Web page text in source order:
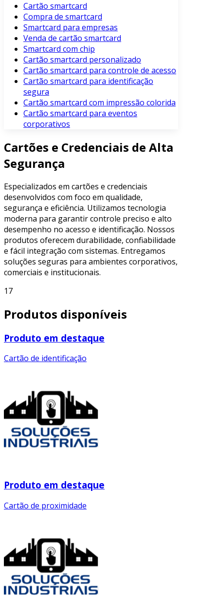
Cartão smartcard
Compra de smartcard
Smartcard para empresas
Venda de cartão smartcard
Smartcard com chip
Cartão smartcard personalizado
Cartão smartcard para controle de acesso
Cartão smartcard para identificação
segura
Cartão smartcard com impressão colorida
Cartão smartcard para eventos
corporativos
Cartões e Credenciais de Alta
Segurança
Especializados em cartões e credenciais
desenvolvidos com foco em qualidade,
segurança e eficiência. Utilizamos tecnologia
moderna para garantir controle preciso e alto
desempenho no acesso e identificação. Nossos
produtos oferecem durabilidade, confiabilidade
e fácil integração com sistemas. Entregamos
soluções seguras para ambientes corporativos,
comerciais e institucionais.
17
Produtos disponíveis
Produto em destaque
Cartão de identificação
Produto em destaque
Cartão de proximidade